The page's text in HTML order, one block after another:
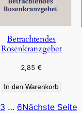
Betrachtendes
Rosenkranzgebet
2,85€
In den Warenkorb
3 … 6Nächste Seite